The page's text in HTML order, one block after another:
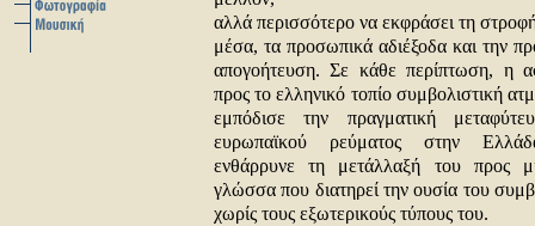
αλλά περισσότερο να εκφράσει τη
μέσα, τα προσωπικά αδιέξοδα και την
απογοήτευση. Σε κάθε περίπτωση, η
προς το ελληνικό τοπίο συμβολιστική
εμπόδισε την πραγματική
ευρωπαϊκού ρεύματος στην
ενθάρρυνε τη μετάλλαξή του προς
γλώσσα που διατηρεί την ουσία του
χωρίς τους εξωτερικούς τύπους του.